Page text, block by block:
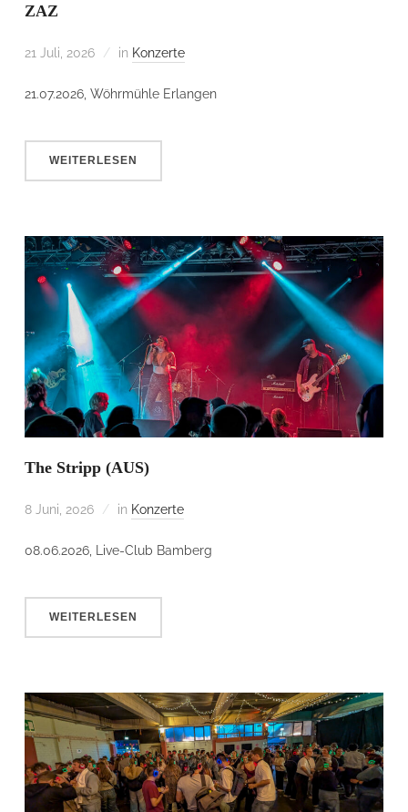
ZAZ
21 Juli, 2026 in Konzerte
21.07.2026, Wöhrmühle Erlangen
WEITERLESEN
The Stripp (AUS)
8 Juni, 2026 in Konzerte
08.06.2026, Live-Club Bamberg
WEITERLESEN